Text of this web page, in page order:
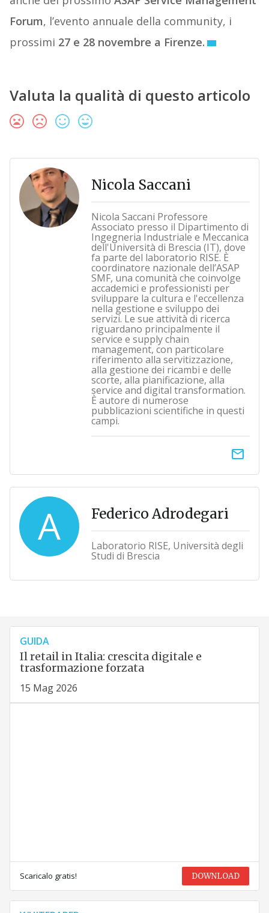
Forum, l’evento annuale della community, i
prossimi 27 e 28 novembre a Firenze.
Valuta la qualità di questo articolo
Nicola Saccani
Nicola Saccani Professore
Associato presso il Dipartimento di
Ingegneria Industriale e Meccanica
dell'Università di Brescia (IT), dove
fa parte del laboratorio RISE. È
coordinatore nazionale dell’ASAP
SMF, una comunità che coinvolge
accademici e professionisti per
sviluppare la cultura e l'eccellenza
nella gestione e sviluppo dei
servizi. Le sue attività di ricerca
riguardano principalmente il
service e supply chain
management, con particolare
riferimento alla servitizzazione,
alla gestione dei ricambi e delle
scorte, alla pianificazione, alla
service and digital transformation.
È autore di numerose
pubblicazioni scientifiche in questi
campi.
email
A Federico Adrodegari
Laboratorio RISE, Università degli
Studi di Brescia
GUIDA
Il retail in Italia: crescita digitale e
trasformazione forzata
15 Mag 2026
Scaricalo gratis! DOWNLOAD